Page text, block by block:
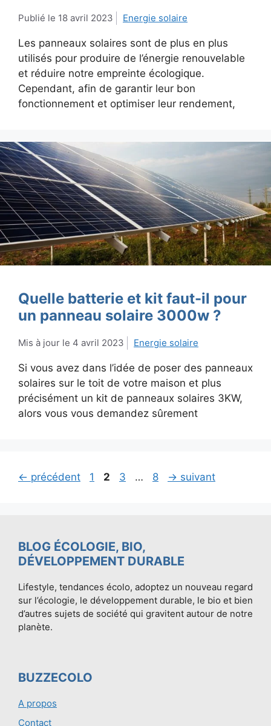
18 avril 2023 Energie solaire
Les panneaux solaires sont de plus en plus
utilisés pour produire de l’énergie renouvelable
et réduire notre empreinte écologique.
Cependant, afin de garantir leur bon
fonctionnement et optimiser leur rendement,
Quelle batterie et kit faut-il pour
un panneau solaire 3000w ?
4 avril 2023 Energie solaire
Si vous avez dans l’idée de poser des panneaux
solaires sur le toit de votre maison et plus
précisément un kit de panneaux solaires 3KW,
alors vous vous demandez sûrement
← précédent Page
1 Page
2 Page
3 … Page
8 → suivant
BLOG ÉCOLOGIE, BIO,
DÉVELOPPEMENT DURABLE
Lifestyle, tendances écolo, adoptez un nouveau regard
sur l’écologie, le développement durable, le bio et bien
d’autres sujets de société qui gravitent autour de notre
planète.
BUZZECOLO
A propos
Contact